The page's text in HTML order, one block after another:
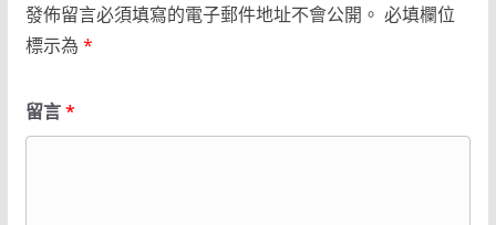
發佈留言必須填寫的電子郵件地址不會公開。 必填欄位
標示為 *
留言*